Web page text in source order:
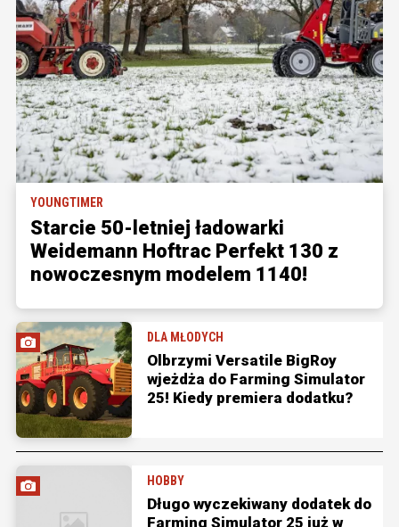
YOUNGTIMER
Starcie 50-letniej ładowarki
Weidemann Hoftrac Perfekt 130 z
nowoczesnym modelem 1140!
DLA MŁODYCH
Olbrzymi Versatile BigRoy
wjeżdża do Farming Simulator
25! Kiedy premiera dodatku?
HOBBY
Długo wyczekiwany dodatek do
Farming Simulator 25 już w